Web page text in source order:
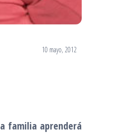
10 mayo, 2012
familia aprenderá